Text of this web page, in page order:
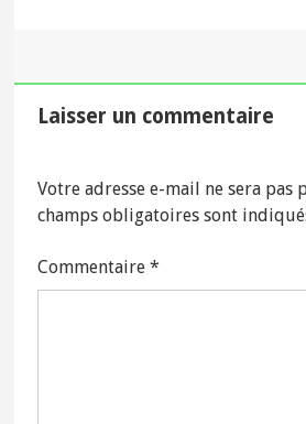
Laisser un commentaire
Votre adresse e-mail ne sera pas
champs obligatoires sont
Commentaire*